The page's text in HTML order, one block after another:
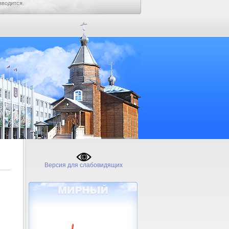
Версия для слабовидящих